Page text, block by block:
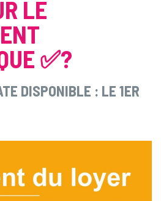
LE
✅?
DISPONIBLE : LE 1ER